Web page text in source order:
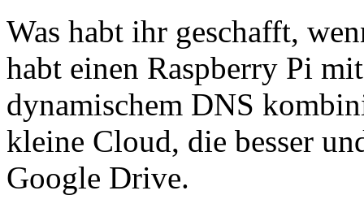
Was habt ihr geschafft,
habt einen Raspberry Pi
dynamischem DNS
kleine Cloud, die besser
Google Drive.